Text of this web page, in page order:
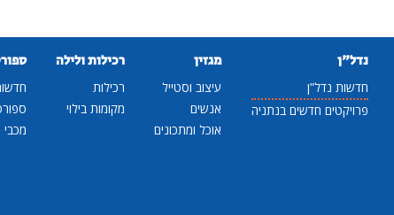
נדל"ן
חדשות נדל"ן
פרויקטים חדשים בנתניה
מגזין
עיצוב וסטייל
אנשים
אוכל ומתכונים
רכילות ולילה
רכילות
מקומות בילוי
מכבי